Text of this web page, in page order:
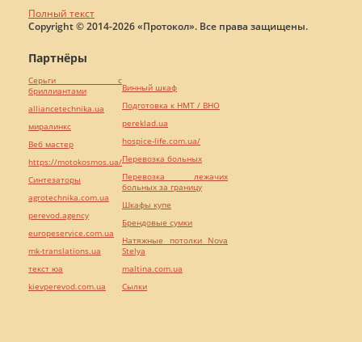
Полный текст
Copyright © 2014-2026 «Протокол». Все права защищены.
Партнёры
Серьги с
бриллиантами
alliancetechnika.ua
миралинкс
Веб мастер
https://motokosmos.ua/
Синтезаторы
agrotechnika.com.ua
perevod.agency
europeservice.com.ua
mk-translations.ua
текст юа
kievperevod.com.ua
Винный шкаф
Подготовка к НМТ / ВНО
pereklad.ua
hospice-life.com.ua/
Перевозка больных
Перевозка лежачих
больных за границу
Шкафы купе
Брендовые сумки
Натяжные потолки Nova
Stelya
maltina.com.ua
Cылки